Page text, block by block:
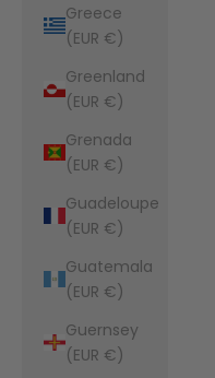
Greece
(EUR €)
Greenland
(EUR €)
Grenada
(EUR €)
Guadeloupe
(EUR €)
Guatemala
(EUR €)
Guernsey
(EUR €)